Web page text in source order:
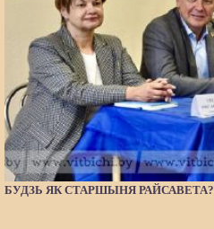
БУДЗЬ ЯК СТАРШЫНЯ РАЙСАВЕТА?